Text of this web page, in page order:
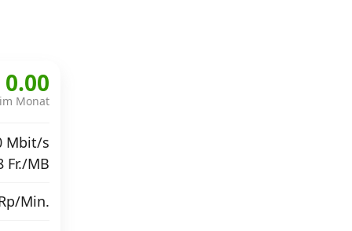
0.00
im Monat
Mbit/s
Fr./MB
Min.